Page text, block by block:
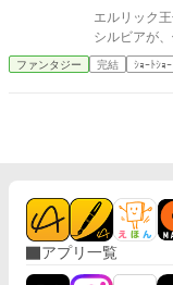
エルリック
シルビアが
ファンタジー 完結 ｼｮｰﾄｼｮ
アプリ一覧